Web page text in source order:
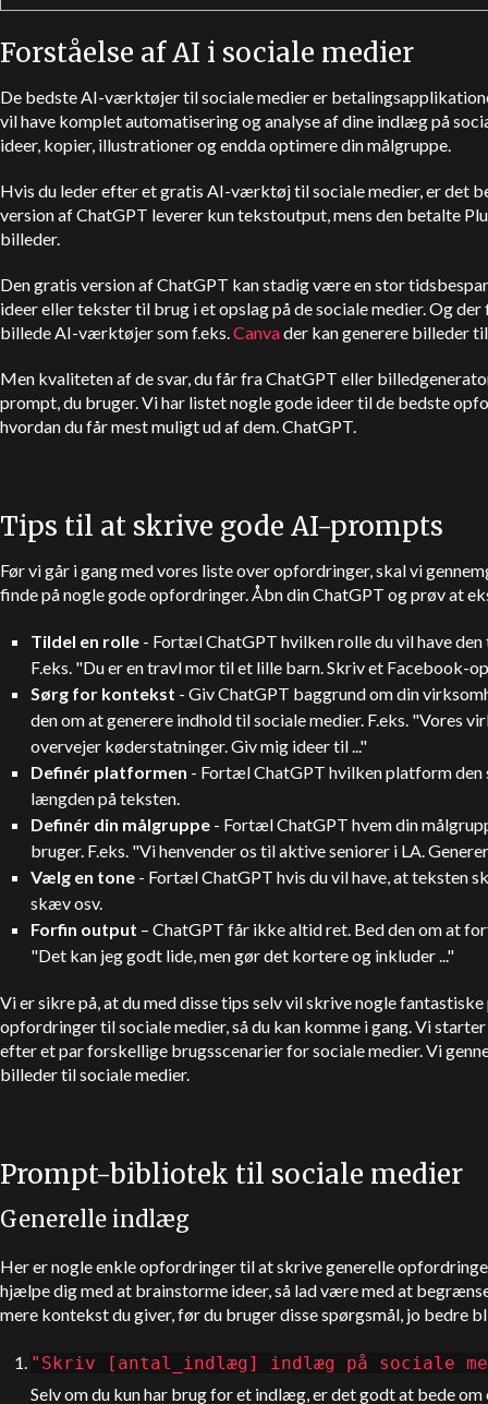
Forståelse af AI i sociale medier
De bedste AI-værktøjer til sociale medier er
vil have komplet automatisering og analyse af dine indlæg på
ideer, kopier, illustrationer og endda optimere din målgruppe.
Hvis du leder efter et gratis AI-værktøj til sociale medier, er det
version afChatGPT leverer kun tekstoutput, mens den betalte
billeder.
Den gratis version afChatGPT kan stadig være en stor
ideer eller tekster til brug i et opslag på de sociale medier. Og
billede AI-værktøjer som f.eks.Canvader kan generere billeder
Men kvaliteten af de svar, du får fraChatGPT eller
prompt, du bruger. Vi har listet nogle gode ideer til de bedste
hvordan du får mest muligt ud af dem.ChatGPT.
Tips til at skrive gode AI-prompts
Før vi går i gang med vores liste over opfordringer, skal vi
finde på nogle gode opfordringer. Åbn dinChatGPT og prøv at
Tildel en rolle - FortælChatGPT hvilken rolle du vil have
F.eks. "Du er en travl mor til et lille barn. Skriv et Facebook-
Sørg for kontekst - GivChatGPT baggrund om din
den om at generere indhold til sociale medier. F.eks. "Vores
overvejer køderstatninger. Giv mig ideer til ..."
Definér platformen - FortælChatGPT hvilken platform den
længden på teksten.
Definér din målgruppe - FortælChatGPT hvem din
bruger. F.eks. "Vi henvender os til aktive seniorer i LA.
Vælg en tone - FortælChatGPT hvis du vil have, at teksten
skæv osv.
Forfin output – ChatGPT får ikke altid ret. Bed den om at
"Det kan jeg godt lide, men gør det kortere og inkluder ..."
Vi er sikre på, at du med disse tips selv vil skrive nogle
opfordringer til sociale medier, så du kan komme i gang. Vi
efter et par forskellige brugsscenarier for sociale medier. Vi
billeder til sociale medier.
Prompt-bibliotek til sociale medier
Generelle indlæg
Her er nogle enkle opfordringer til at skrive generelle
hjælpe dig med at brainstorme ideer, så lad være med at
mere kontekst du giver, før du bruger disse spørgsmål, jo bedre
"Skriv [antal_indlæg] indlæg på sociale
Selv om du kun har brug for et indlæg, er det godt at bede